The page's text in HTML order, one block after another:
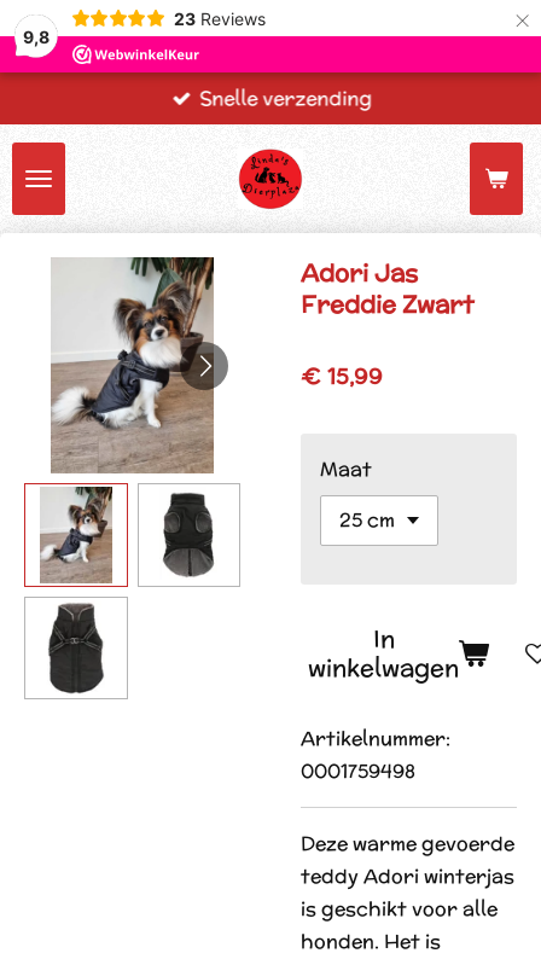
9,8
23 Reviews ×
Snelle verzending
Adori Jas
Freddie Zwart
€ 15,99
Maat
In
winkelwagen
Artikelnummer:
0001759498
Deze warme gevoerde
teddy Adori winterjas
is geschikt voor alle
honden. Het is